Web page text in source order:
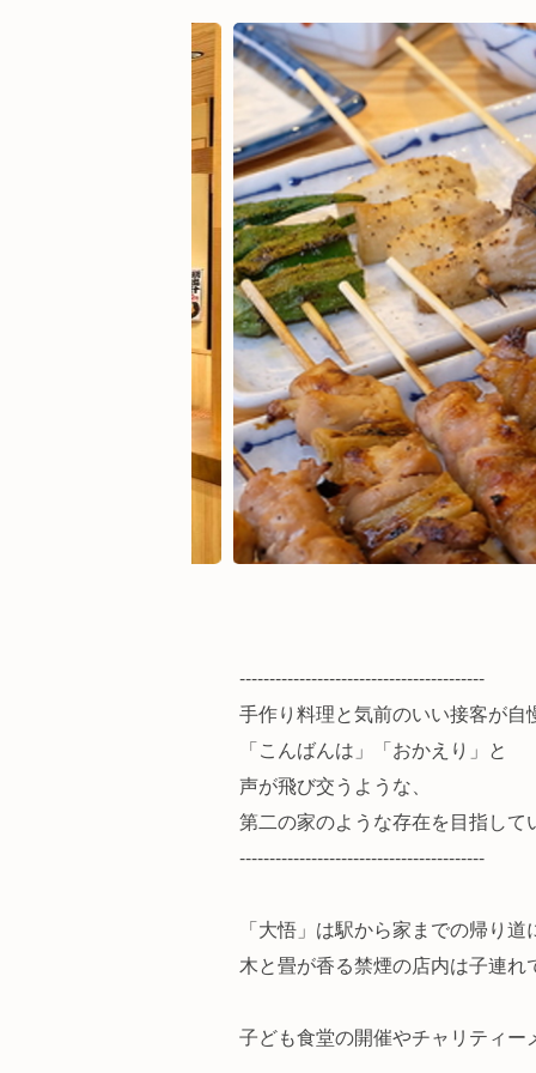
-----------------------------------------
手作り料理と気前のいい接客が自
「こんばんは」「おかえり」と
声が飛び交うような、
第二の家のような存在を目指して
-----------------------------------------
「大悟」は駅から家までの帰り
木と畳が香る禁煙の店内は子連
子ども食堂の開催やチャリティ